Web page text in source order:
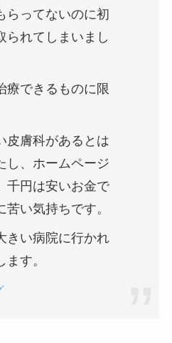
らってないのに初
られてしまいまし
療できるものに限
皮膚科があるとは
し、ホームページ
千円は安いお金で
い気持ちです。
きい病院に行かれ
す。